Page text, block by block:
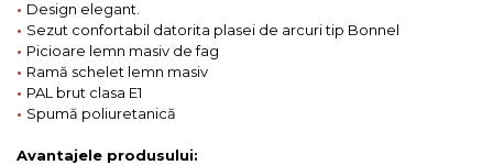
• Design elegant.
• Sezut confortabil datorita plasei de arcuri tip Bonnel
• Picioare lemn masiv de fag
• Ramă schelet lemn masiv
• PAL brut clasa E1
• Spumă poliuretanică
Avantajele produsului: